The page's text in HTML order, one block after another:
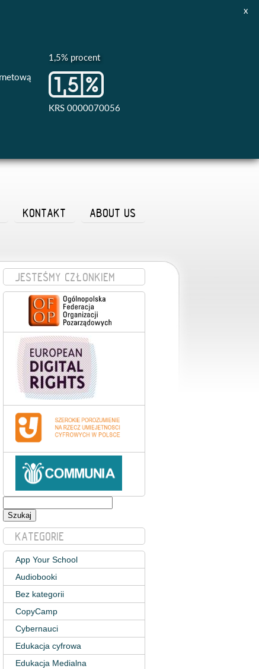
1,5% procent
KRS 0000070056
x
ABOUT US
KONTAKT
JESTEŚMY CZŁONKIEM
KATEGORIE
App Your School
Audiobooki
Bez kategorii
CopyCamp
Cybernauci
Edukacja cyfrowa
Edukacja Medialna